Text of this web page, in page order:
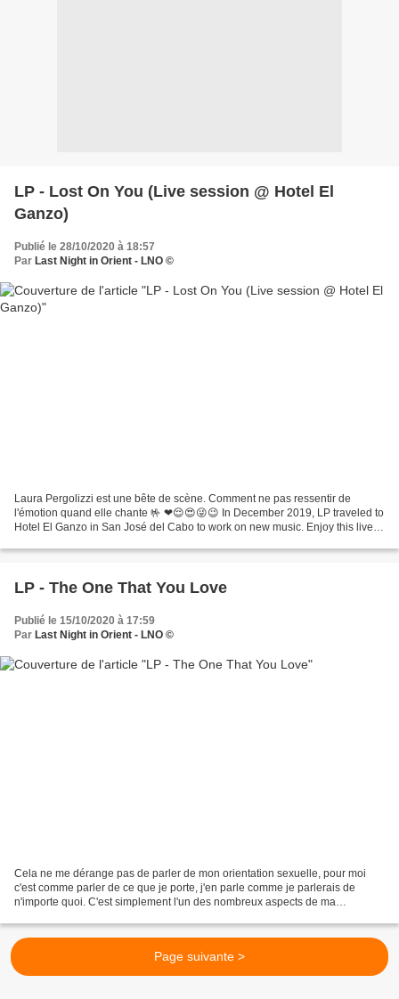
LP - Lost On You (Live session @ Hotel El
Ganzo)
Publié le 28/10/2020 à 18:57
Par Last Night in Orient - LNO ©
Laura Pergolizzi est une bête de scène. Comment ne pas ressentir de
l'émotion quand elle chante 🤟 ❤😌😍😜😉 In December 2019, LP traveled to
Hotel El Ganzo in San José del Cabo to work on new music. Enjoy this live
LP - The One That You Love
Publié le 15/10/2020 à 17:59
Par Last Night in Orient - LNO ©
Cela ne me dérange pas de parler de mon orientation sexuelle, pour moi
c'est comme parler de ce que je porte, j'en parle comme je parlerais de
n'importe quoi. C'est simplement l'un des nombreux aspects de ma
Page suivante >